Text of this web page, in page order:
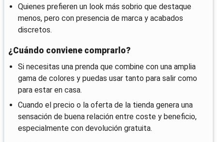
Quienes prefieren un look más sobrio que destaque
menos, pero con presencia de marca y acabados
discretos.
¿Cuándo conviene comprarlo?
Si necesitas una prenda que combine con una amplia
gama de colores y puedas usar tanto para salir como
para estar en casa.
Cuando el precio o la oferta de la tienda genera una
sensación de buena relación entre coste y beneficio,
especialmente con devolución gratuita.